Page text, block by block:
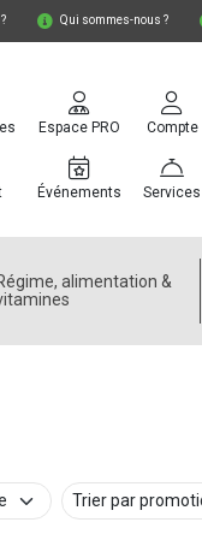
Qui sommes-nous ?
Espace PRO
Événements
Compte
Services
alimentation &